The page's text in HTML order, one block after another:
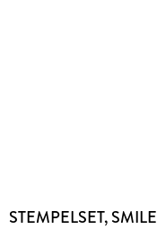
STEMPELSET, SMILE